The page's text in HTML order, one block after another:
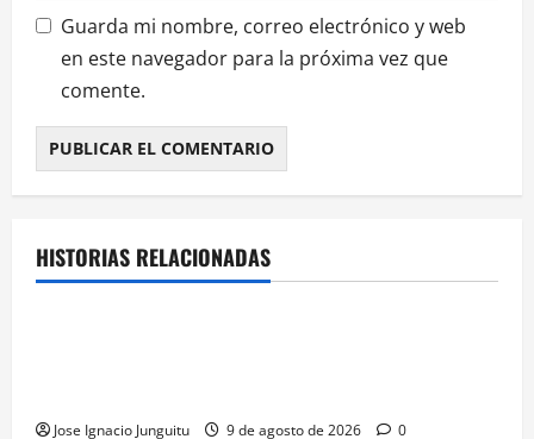
Guarda mi nombre, correo electrónico y web
en este navegador para la próxima vez que
comente.
HISTORIAS RELACIONADAS
¿HABLAMOS DE VINO? NOTICIAS
Jose Ignacio Junguitu 9 de agosto de 2026 0